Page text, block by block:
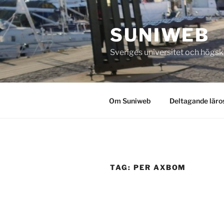
Skip
to
content
SUNIWEB
Sveriges universitet och
Om Suniweb Deltagande
TAG: PER AXBOM